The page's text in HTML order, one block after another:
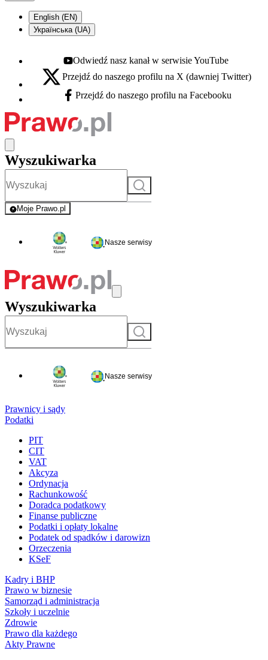
English (EN)
Українська (UA)
Youtube - otwiera się w nowej karcie
Odwiedź nasz kanał w serwisie YouTube
X - otwiera się w nowej karcie
Przejdź do naszego profilu na X (dawniej Twitter)
Facebook - otwiera się w nowej karcie
Przejdź do naszego profilu na Facebooku
Wyszukiwarka
Szukaj
Moje Prawo.pl
- rejestracja i logowanie do serwisu
Nasze serwisy
Wyszukiwarka
Szukaj
Nasze serwisy
Prawnicy i sądy
Podatki
PIT
CIT
VAT
Akcyza
Ordynacja
Rachunkowość
Doradca podatkowy
Finanse publiczne
Podatki i opłaty lokalne
Podatek od spadków i darowizn
Orzeczenia
KSeF
Kadry i BHP
Prawo w biznesie
Samorząd i administracja
Szkoły i uczelnie
Zdrowie
Prawo dla każdego
Akty Prawne